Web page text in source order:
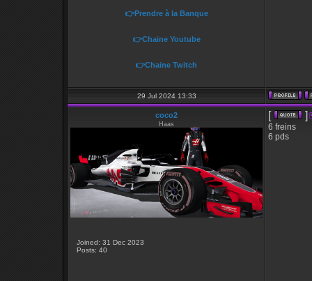
👉Prendre à la Banque
👉Chaine Youtube
👉Chaine Twitch
29 Jul 2024 13:33
coco2
Haas
Joined: 31 Dec 2023
Posts: 40
[ ]
6 freins
6 pds